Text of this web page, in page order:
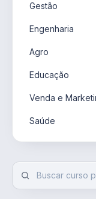
Gestão
Engenharia
Agro
Educação
Venda e
Saúde